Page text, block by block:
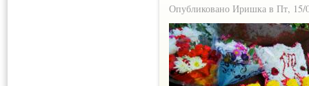
Опубликовано Иришка в Пт, 15/